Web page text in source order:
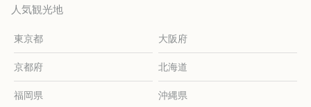
人気観光地
東京都 大阪府
京都府 北海道
福岡県 沖縄県